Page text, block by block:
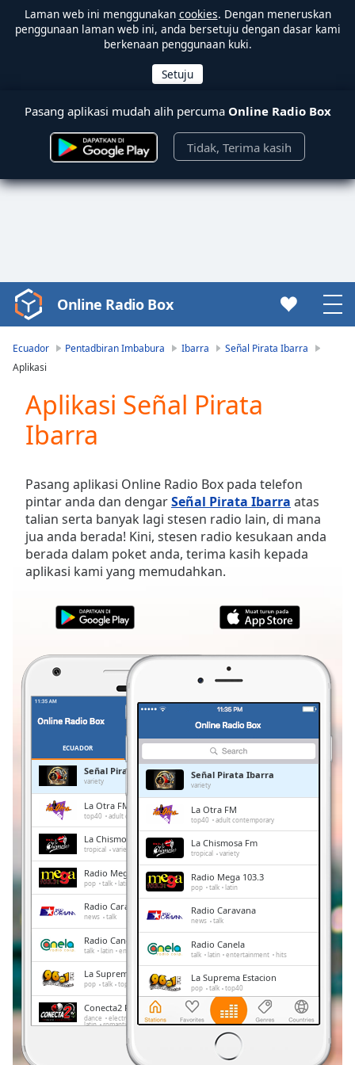
Laman web ini menggunakan cookies. Dengan meneruskan
penggunaan laman web ini, anda bersetuju dengan dasar kami
berkenaan penggunaan kuki.
Pasang aplikasi mudah alih percuma Online Radio Box
Tidak, Terima kasih
Video
Player
loading.
Video
Play
Skip
Backward
Mute
Current
Time0:00
Duration-:-
Loaded:
LIVE
live,
currently
behind
LIVE
Chapters
Chapters
Descriptions
descriptions
off,
selected
Subtitles
subtitles
Online Radio Box
Ecuador Pentadbiran Imbabura Ibarra
Señal Pirata Ibarra
Aplikasi
Aplikasi Señal Pirata
Ibarra
Pasang aplikasi Online Radio Box pada telefon
pintar anda dan dengarSeñal Pirata Ibarra atas
talian serta banyak lagi stesen radio lain, di mana
jua anda berada! Kini, stesen radio kesukaan anda
berada dalam poket anda, terima kasih kepada
aplikasi kami yang memudahkan.
ECUADOR
Señal Pirata Ibarra
variety
La Otra FM
top40 adult contemporary
La Chismosa Fm
tropical variety
Radio Mega 103.3
pop talk latin
Radio Caravana
news talk
Radio Canela
talk latin entertainment hits
La Suprema Estacion
pop talk top40
Conecta2 Radio Ecuador
dance electronic rock pop top40
latin romantic hits balada radio dj
La Radio Redonda
sports
Señal Pirata Ibarra
variety
La Otra FM
top40 adult contemporary
La Chismosa Fm
tropical variety
Radio Mega 103.3
pop talk latin
Radio Caravana
news talk
Radio Canela
talk latin entertainment hits
La Suprema Estacion
pop talk top40
Conecta2 Radio Ecuador
dance electronic rock pop
top40 latin romantic hits balada
La Radio Redonda